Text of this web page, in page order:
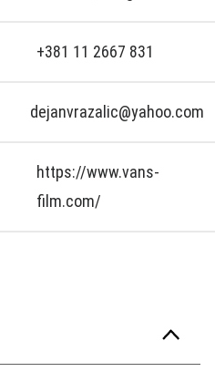
+381 11 2667 831
dejanvrazalic@yahoo.com
https://www.vans-
film.com/